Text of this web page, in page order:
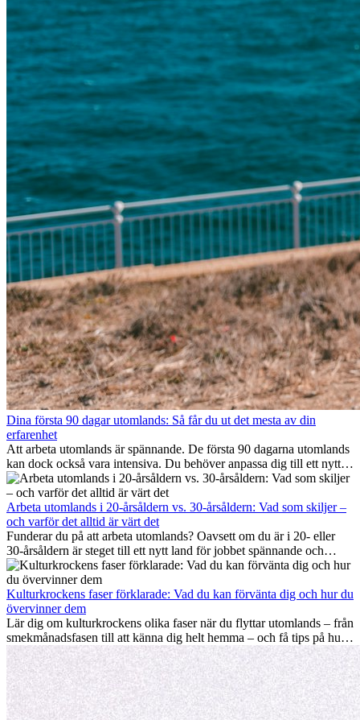
Dina första 90 dagar utomlands: Så får du ut det mesta av din
erfarenhet
Att arbeta utomlands är spännande. De första 90 dagarna utomlands
kan dock också vara intensiva. Du behöver anpassa dig till ett nytt
jobb, bygga ett socialt nätverk, förstå kulturen och hantera
hemlängtan. Denna expat-guide visar hur du kan utnyttja dina första
månader utomlands på bästa sätt, så att du blir framgångsrik i arbetet
och utvecklas personligt. Om du följer dessa tips blir det lättare att
arbeta utomlands och du kan njuta av din utlandserfarenhet från
början.
Arbeta utomlands i 20-årsåldern vs. 30-årsåldern: Vad som skiljer –
och varför det alltid är värt det
Funderar du på att arbeta utomlands? Oavsett om du är i 20- eller
30-årsåldern är steget till ett nytt land för jobbet spännande och
ibland utmanande. Många undrar om åldern spelar någon roll.
Sanningen är: internationell erfarenhet är alltid värdefull. Den kan
driva din karriär framåt, främja personlig utveckling och ge dig
värdefulla kulturella insikter som kan förändra ditt liv.
Kulturkrockens faser förklarade: Vad du kan förvänta dig och hur du
övervinner dem
Lär dig om kulturkrockens olika faser när du flyttar utomlands – från
smekmånadsfasen till att känna dig helt hemma – och få tips på hur
du kan hantera utmaningar och växa som person.